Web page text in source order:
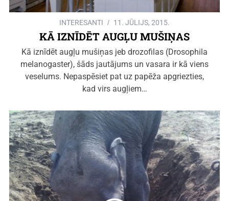
INTERESANTI 11. JŪLIJS, 2015.
KĀ IZNĪDĒT AUGĻU MUŠIŅAS
Kā iznīdēt augļu mušiņas jeb drozofilas (Drosophila
melanogaster), šāds jautājums un vasara ir kā viens
veselums. Nepaspēsiet pat uz papēža apgriezties,
kad virs augļiem…